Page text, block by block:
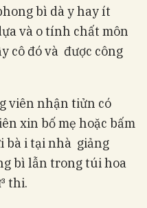
bì dà y hay ít
và o tính chất môn
cô đó và được công
nhận tiửn có
xin bố mẹ hoặc bấm
bà i tại nhà giảng
bì lẫn trong túi hoa
thi.